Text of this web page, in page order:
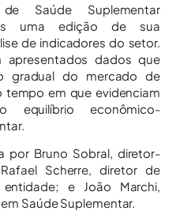
Saúde Suplementar
uma edição de sua
de indicadores do setor.
apresentados dados que
gradual do mercado de
tempo em que evidenciam
equilíbrio econômico-
por Bruno Sobral, diretor-
Scherre, diretor de
e João Marchi,
Saúde Suplementar.